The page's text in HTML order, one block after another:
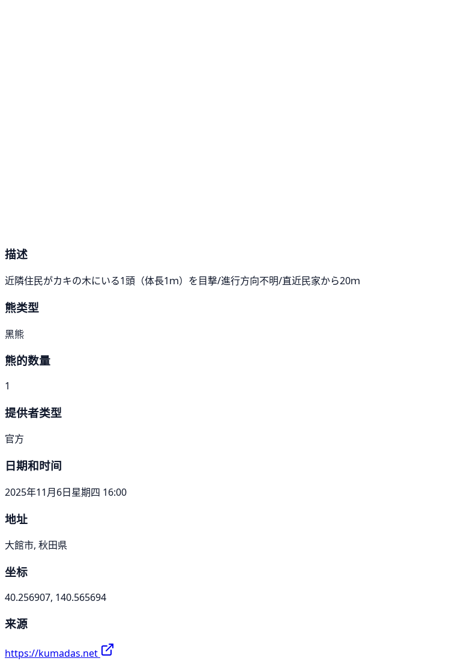
描述
近隣住民がカキの木にいる1頭（体長1ｍ）を目撃/進行方向不明/直近民家から20ｍ
熊类型
黑熊
熊的数量
1
提供者类型
官方
日期和时间
2025年11月6日星期四 16:00
地址
大館市, 秋田県
坐标
40.256907, 140.565694
来源
https://kumadas.net